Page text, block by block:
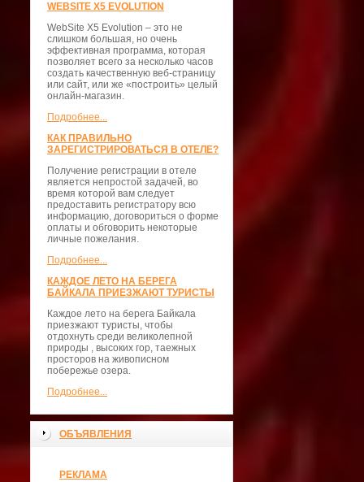
WEBSITE X5 EVOLUTION
WebSite X5 Evolution – это не
слишком большая, но очень
эффективная программа, которая
позволяет всего за несколько часов
создать качественную веб-страницу
или сайт, или же «построить» целый
онлайн-магазин.
Подробнее...
КАК ПРАВИЛЬНО
ЗАРЕГИСТРИРОВАТЬСЯ В ОТЕЛЕ?
Получение регистрации в отеле
является непростой задачей, во
время которой вам следует
предоставить регистратору всю
информацию, договориться о форме
оплаты и обговорить некоторые
личные пожелания.
Подробнее...
КАЖДОЕ ЛЕТО НА БЕРЕГА
БАЙКАЛА ПРИЕЗЖАЮТ ТУРИСТЫ
Каждое лето на берега Байкала
приезжают туристы, чтобы
отдохнуть среди великолепной
природы , высоких гор, таежных
просторов на живописном
побережье озера.
Подробнее...
ОБЪЯВЛЕНИЯ
РЕКЛАМА